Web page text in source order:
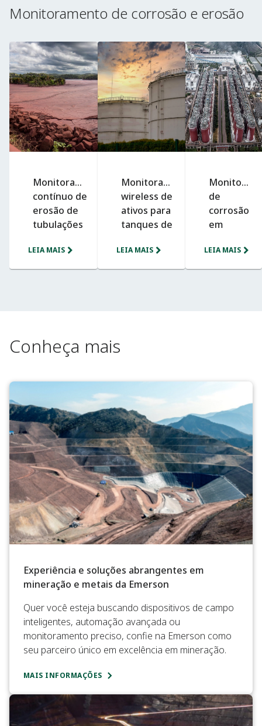
Monitoramento de corrosão e erosão
Monitoramento
contínuo de
erosão de
tubulações
LEIA MAIS
Monitoramento
wireless de
ativos para
tanques de
LEIA MAIS
de
corrosão
em
de refino
de
LEIA MAIS
Conheça mais
Experiência e soluções abrangentes em
mineração e metais da Emerson
Quer você esteja buscando dispositivos de campo
inteligentes, automação avançada ou
monitoramento preciso, confie na Emerson como
seu parceiro único em excelência em mineração.
MAIS INFORMAÇÕES